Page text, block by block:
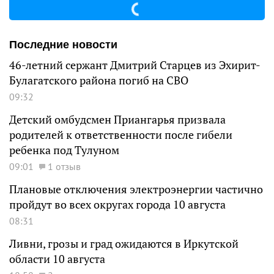
Последние новости
46-летний сержант Дмитрий Старцев из Эхирит-
Булагатского района погиб на СВО
09:32
Детский омбудсмен Приангарья призвала
родителей к ответственности после гибели
ребенка под Тулуном
09:01 1 отзыв
Плановые отключения электроэнергии частично
пройдут во всех округах города 10 августа
08:31
Ливни, грозы и град ожидаются в Иркутской
области 10 августа